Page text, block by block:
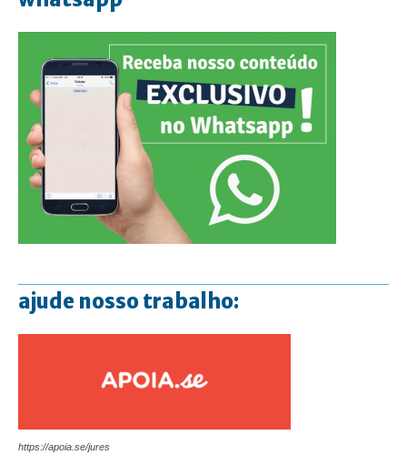
ajude nosso trabalho:
https://apoia.se/jures